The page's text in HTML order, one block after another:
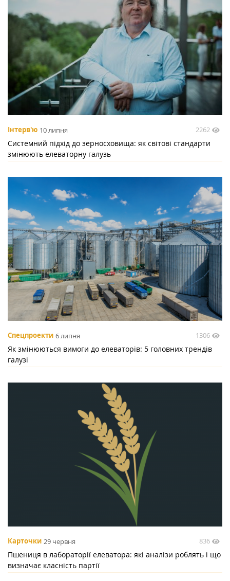
Інтерв'ю 10 липня 2262
Системний підхід до зерносховища: як світові стандарти
змінюють елеваторну галузь
Спецпроекти 6 липня 1306
Як змінюються вимоги до елеваторів: 5 головних трендів
галузі
Карточки 29 червня 836
Пшениця в лабораторії елеватора: які аналізи роблять і що
визначає класність партії